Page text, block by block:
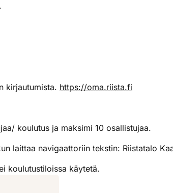
kirjautumista. https://oma.riista.fi
koulutus ja maksimi 10 osallistujaa.
laittaa navigaattoriin tekstin: Riistatalo
koulutustiloissa käytetä.